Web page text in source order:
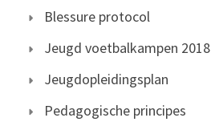
Blessure protocol
Jeugd voetbalkampen
Jeugdopleidingsplan
Pedagogische principes